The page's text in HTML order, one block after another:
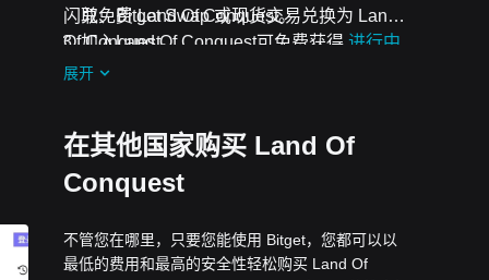
取免费 Land Of Conquest。
加入Land Of Conquest可免费获得 进行中
的挑战和活动
闪兑、Bitget Swap 或现货交易兑换为 Land
Of Conquest。
展开
在其他国家购买 Land Of
Conquest
不管您在哪里，只要您能使用 Bitget，您都可以以
最低的费用和最高的安全性轻松购买 Land Of